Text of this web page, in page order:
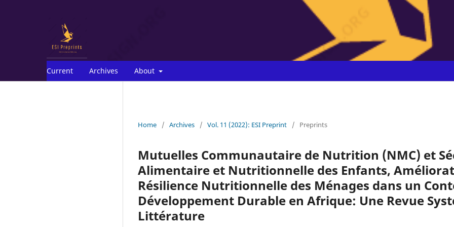
Current Archives About
Home / Archives / Vol. 11 (2022): ESI Preprint / Preprints
Mutuelles Communautaire de Nutrition (NMC) et
Alimentaire et Nutritionnelle des Enfants,
Résilience Nutritionnelle des Ménages dans un
Développement Durable en Afrique: Une Revue
Littérature